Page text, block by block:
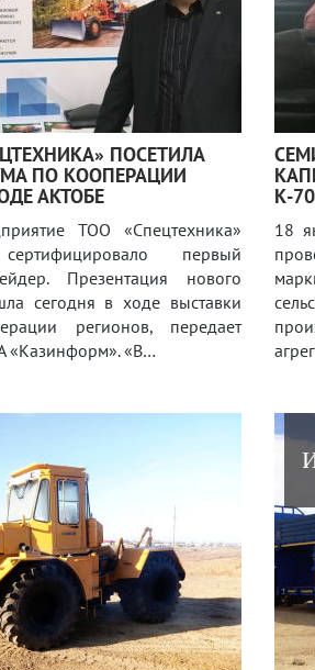
ПОСЕТИЛА
ПО КООПЕРАЦИИ
АКТОБЕ
ТОО «Спецтехника»
первый
Презентация нового
сегодня в ходе выставки
регионов, передает
«Казинформ». «В…
К-
18